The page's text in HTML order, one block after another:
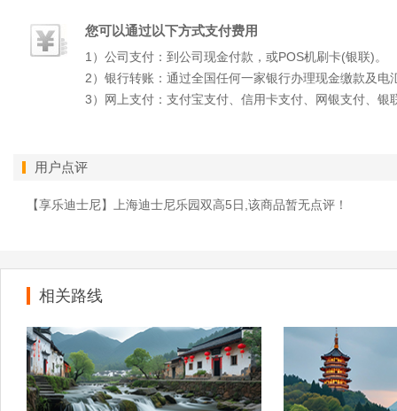
您可以通过以下方式支付费用
1）公司支付：到公司现金付款，或POS机刷卡(银联)。
2）银行转账：通过全国任何一家银行办理现金缴款及
3）网上支付：支付宝支付、信用卡支付、网银支付、银
用户点评
【享乐迪士尼】上海迪士尼乐园双高5日,该商品暂无点评！
相关路线